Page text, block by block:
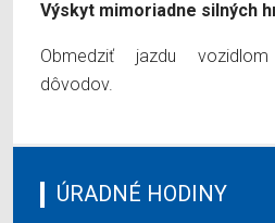
Výskyt mimoriadne silných
Obmedziť jazdu
dôvodov.
ÚRADNÉ HODINY